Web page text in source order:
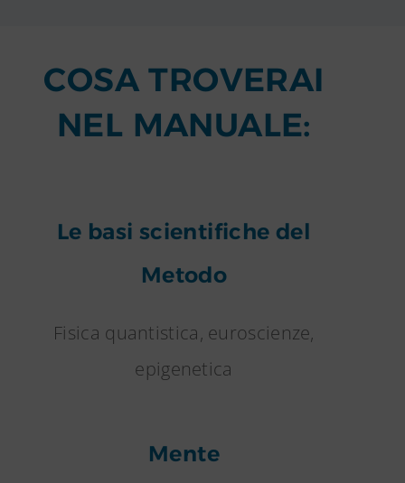
COSA TROVERAI
NEL MANUALE:
Le basi scientifiche del
Metodo
Fisica quantistica, euroscienze,
epigenetica
Mente